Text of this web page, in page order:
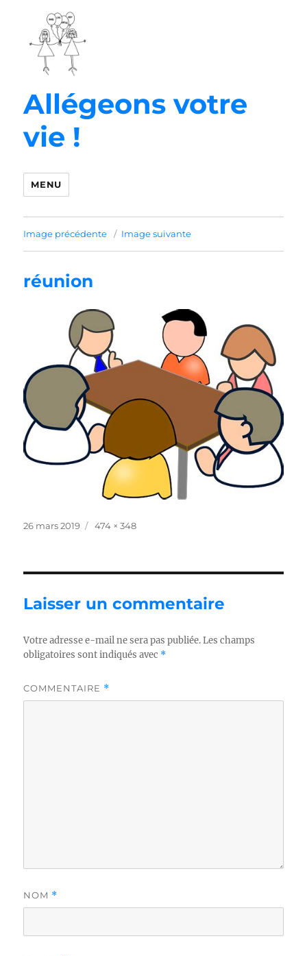
Allégeons votre
vie !
MENU
Image précédente Image suivante
réunion
Publié
26 mars 2019
Taille
474 × 348
Laisser un commentaire
Votre adresse e-mail ne sera pas publiée. Les champs
obligatoires sont indiqués avec *
COMMENTAIRE *
NOM *